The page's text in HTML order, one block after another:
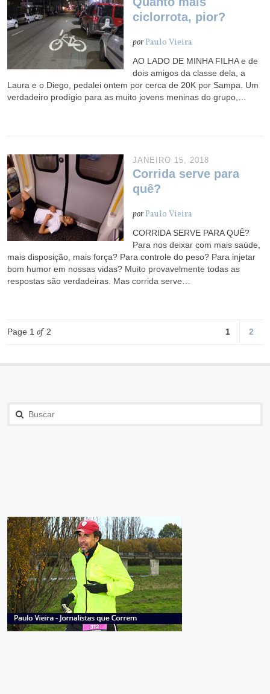
ciclorrota, pior?
porPaulo Vieira
AO LADO DE MINHA FILHA e de
dois amigos da classe dela, a
Laura e o Diego, pedalei ontem por cerca de 20K por Sampa. Um
verdadeiro prodígio para as muito jovens meninas do grupo,…
JANEIRO 15, 2018
Corrida serve para
quê?
porPaulo Vieira
CORRIDA SERVE PARA QUÊ?
Para nos deixar com mais saúde,
mais disposição, mais força? Para controle do peso? Para injetar
bom humor em nossas vidas? Muito provavelmente todas as
respostas são verdadeiras. Mas corrida serve…
Page 1of2 1 2